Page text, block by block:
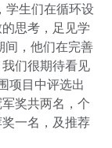
学生们在循环设
思考，足见学
间，他们在完善
们很期待看见
项目中评选出
奖共两名，个
一名，及推荐